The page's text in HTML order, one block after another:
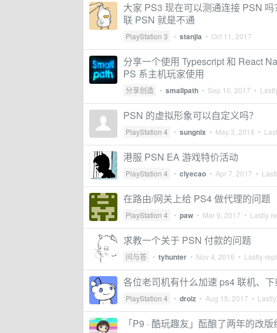
大家 PS3 现在可以测通连接 PSN
联 PSN 就是不通
PlayStation 3 • stanjia • Oct 11, 2017
分享一个使用 Typescript 和 React
PS 系主机玩家使用
分享创造 • smallpath • Sep 10, 2017 •
PSN 的虚拟形象可以自定义吗？
PlayStation 4 • sungnix • May 3, 2018 •
港服 PSN EA 游戏特价活动
PlayStation 4 • clyecao • Apr 7, 2017 •
在路由/网关上给 PS4 做代理的问题
PlayStation 4 • paw • Mar 9, 2017 • Lastly
求教一个关于 PSN 付款的问题
问与答 • tyhunter • Nov 4, 2016 • Lastly
各位老司机有什么加速 ps4 联机、下
PlayStation 4 • droiz • Aug 15, 2017 •
「P9 · 酷玩趣友」酝酿了两年的改